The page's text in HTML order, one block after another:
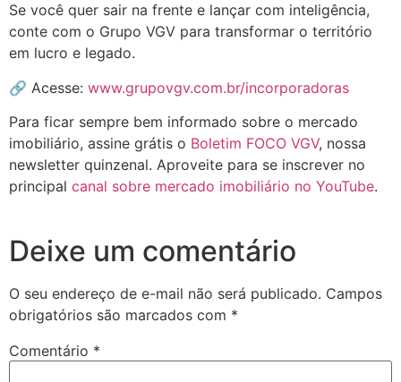
Se você quer sair na frente e lançar com inteligência,
conte com o Grupo VGV para transformar o território
em lucro e legado.
🔗 Acesse: www.grupovgv.com.br/incorporadoras
Para ficar sempre bem informado sobre o mercado
imobiliário, assine grátis o Boletim FOCO VGV, nossa
newsletter quinzenal. Aproveite para se inscrever no
principal canal sobre mercado imobiliário no YouTube.
Deixe um comentário
O seu endereço de e-mail não será publicado. Campos
obrigatórios são marcados com *
Comentário *